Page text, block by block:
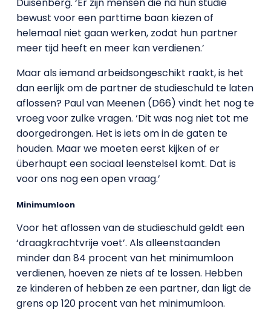
Duisenberg. ‘Er zijn mensen die na hun studie
bewust voor een parttime baan kiezen of
helemaal niet gaan werken, zodat hun partner
meer tijd heeft en meer kan verdienen.’
Maar als iemand arbeidsongeschikt raakt, is het
dan eerlijk om de partner de studieschuld te laten
aflossen? Paul van Meenen (D66) vindt het nog te
vroeg voor zulke vragen. ‘Dit was nog niet tot me
doorgedrongen. Het is iets om in de gaten te
houden. Maar we moeten eerst kijken of er
überhaupt een sociaal leenstelsel komt. Dat is
voor ons nog een open vraag.’
Minimumloon
Voor het aflossen van de studieschuld geldt een
‘draagkrachtvrije voet’. Als alleenstaanden
minder dan 84 procent van het minimumloon
verdienen, hoeven ze niets af te lossen. Hebben
ze kinderen of hebben ze een partner, dan ligt de
grens op 120 procent van het minimumloon.